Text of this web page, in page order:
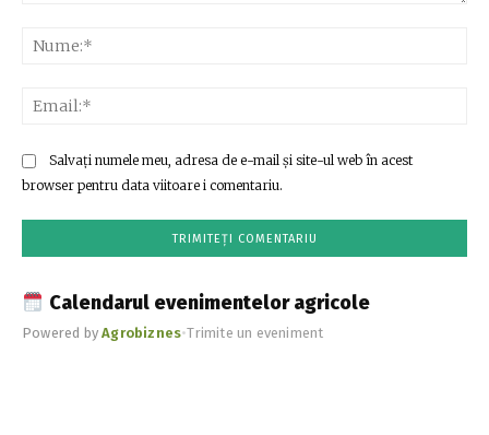
Salvați numele meu, adresa de e-mail și site-ul web în acest
browser pentru data viitoare i comentariu.
Calendarul evenimentelor agricole
Powered byAgrobiznes•Trimite un eveniment